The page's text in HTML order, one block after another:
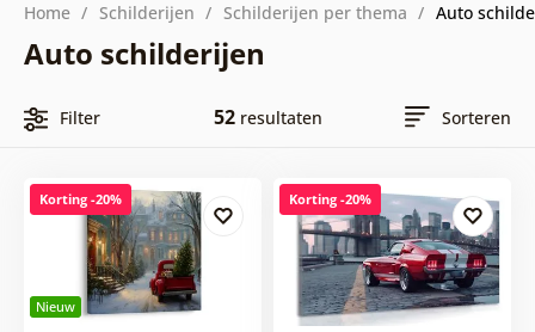
Home Schilderijen Schilderijen per thema Auto
Auto schilderijen
Filter 52resultaten Sorteren
Nieuw
Korting -20% Korting -20%